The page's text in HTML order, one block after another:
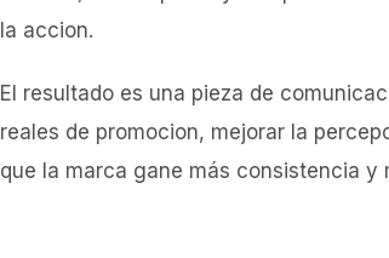
la accion.
El resultado es una pieza de
reales de promocion, mejorar la
que la marca gane más consistencia y